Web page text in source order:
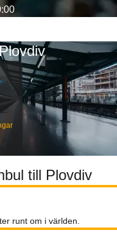
till Plovdiv
runt om i världen.